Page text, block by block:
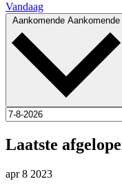
Vandaag
Aankomende Aankomende
Laatste
apr8 2023